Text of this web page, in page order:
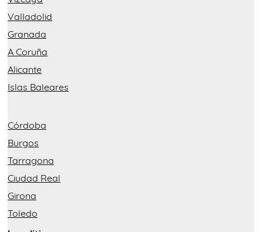
Valladolid
Granada
A Coruña
Alicante
Islas Baleares
Córdoba
Burgos
Tarragona
Ciudad Real
Girona
Toledo